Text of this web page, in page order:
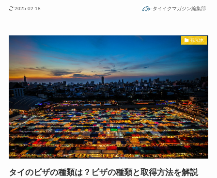
2025-02-18 タイイクマガジン編集部
観光地
タイのビザの種類は？ビザの種類と取得方法を解説